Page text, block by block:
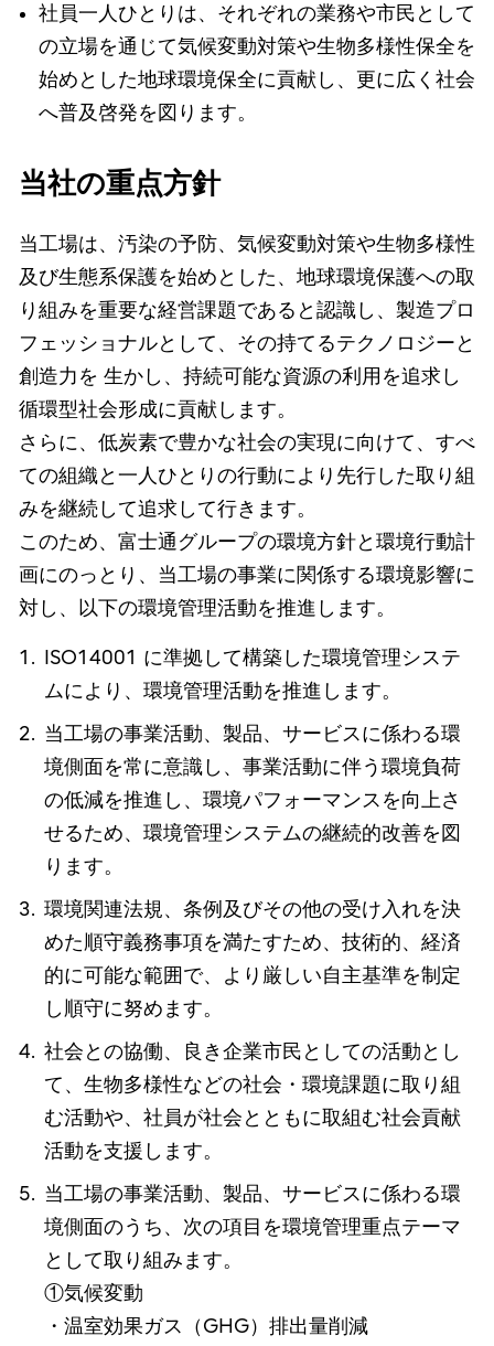
社員一人ひとりは、それぞれの業務や市民として
の立場を通じて気候変動対策や生物多様性保全を
始めとした地球環境保全に貢献し、更に広く社会
へ普及啓発を図ります。
当社の重点方針
当工場は、汚染の予防、気候変動対策や生物多様性
及び生態系保護を始めとした、地球環境保護への取
り組みを重要な経営課題であると認識し、製造プロ
フェッショナルとして、その持てるテクノロジーと
創造力を 生かし、持続可能な資源の利用を追求し
循環型社会形成に貢献します。
さらに、低炭素で豊かな社会の実現に向けて、すべ
ての組織と一人ひとりの行動により先行した取り組
みを継続して追求して行きます。
このため、富士通グループの環境方針と環境行動計
画にのっとり、当工場の事業に関係する環境影響に
対し、以下の環境管理活動を推進します。
ISO14001 に準拠して構築した環境管理システ
ムにより、環境管理活動を推進します。
当工場の事業活動、製品、サービスに係わる環
境側面を常に意識し、事業活動に伴う環境負荷
の低減を推進し、環境パフォーマンスを向上さ
せるため、環境管理システムの継続的改善を図
ります。
環境関連法規、条例及びその他の受け入れを決
めた順守義務事項を満たすため、技術的、経済
的に可能な範囲で、より厳しい自主基準を制定
し順守に努めます。
社会との協働、良き企業市民としての活動とし
て、生物多様性などの社会・環境課題に取り組
む活動や、社員が社会とともに取組む社会貢献
活動を支援します。
当工場の事業活動、製品、サービスに係わる環
境側面のうち、次の項目を環境管理重点テーマ
として取り組みます。
①気候変動
・温室効果ガス（GHG）排出量削減